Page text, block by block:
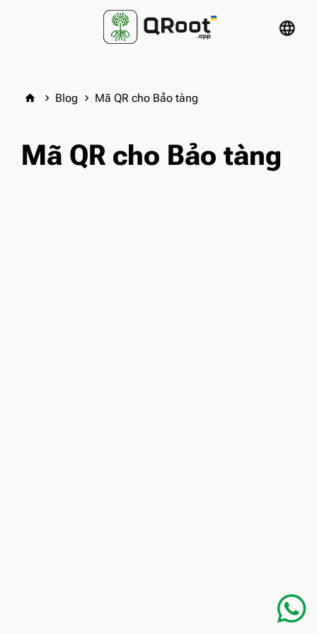
language
home keyboard_arrow_right Blog keyboard_arrow_right Mã QR cho Bảo tàng
Mã QR cho Bảo tàng